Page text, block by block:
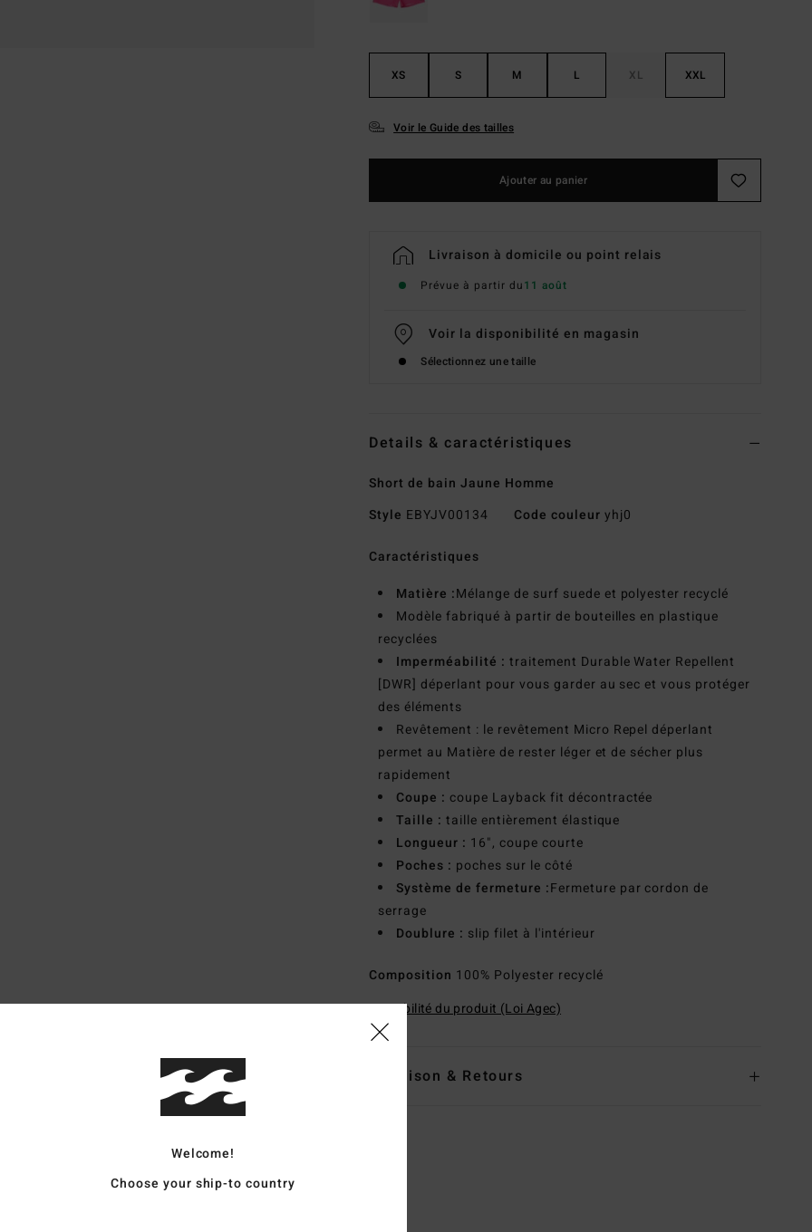
XS S M L XL XXL
Voir le Guide des tailles
Ajouter au panier
Livraison à domicile ou point relais
Prévue à partir du11 août
Voir la disponibilité en magasin
Sélectionnez une taille
Details & caractéristiques
Short de bain Jaune Homme
Style EBYJV00134 Code couleur yhj0
Caractéristiques
Matière :Mélange de surf suede et polyester recyclé
Modèle fabriqué à partir de bouteilles en plastique
recyclées
Imperméabilité : traitement Durable Water Repellent
[DWR] déperlant pour vous garder au sec et vous protéger
des éléments
Revêtement : le revêtement Micro Repel déperlant
permet au Matière de rester léger et de sécher plus
rapidement
Coupe : coupe Layback fit décontractée
Taille : taille entièrement élastique
Longueur : 16", coupe courte
Poches : poches sur le côté
Système de fermeture :Fermeture par cordon de
serrage
Doublure : slip filet à l'intérieur
Composition 100% Polyester recyclé
Traçabilité du produit (Loi Agec)
Livraison & Retours
Welcome!
Choose your ship-to country